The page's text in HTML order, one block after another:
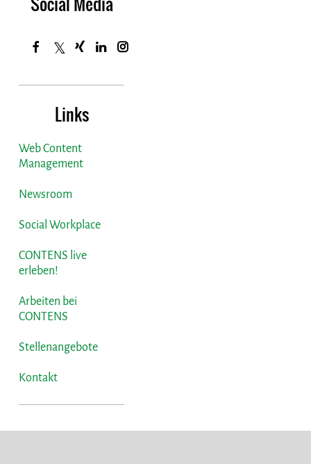
Links
Web Content
Management
Newsroom
Social Workplace
CONTENS live
erleben!
Arbeiten bei
CONTENS
Stellenangebote
Kontakt